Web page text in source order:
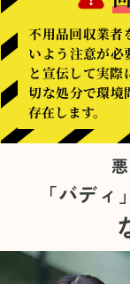
不用品回収業者
いよう注意が必
と宣伝して実
切な処分で環境
存在します。
「バディ